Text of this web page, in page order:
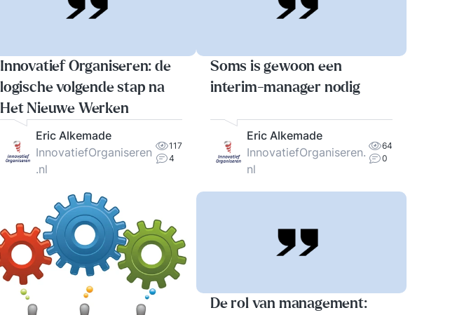
Innovatief Organiseren: de
logische volgende stap na
Het Nieuwe Werken
Eric Alkemade
InnovatiefOrganiseren
.nl
117
4
Soms is gewoon een
interim-manager nodig
Eric Alkemade
InnovatiefOrganiseren.
nl
64
0
De rol van management: